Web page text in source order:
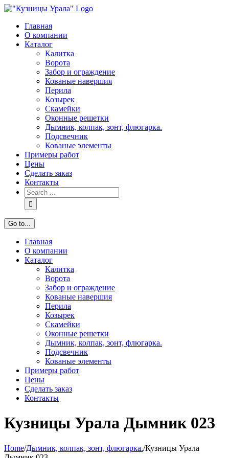
Skip
contentГлавная
О компании
Каталог
Калитка
Ворота
Забор и ограждение
Кованые навершия
Перила
Козырек
Скамейки
Оконные решетки
Дымник, колпак, зонт, флюгарка.
Подсвечник
Кованые элементы
Примеры работ
Цены
Сделать заказ
Контакты
Search
for:
Go to...
Главная
О компании
Каталог
Калитка
Ворота
Забор и ограждение
Кованые навершия
Перила
Козырек
Скамейки
Оконные решетки
Дымник, колпак, зонт, флюгарка.
Подсвечник
Кованые элементы
Примеры работ
Цены
Сделать заказ
Контакты
Кузницы Урала Дымник 023
Home/Дымник, колпак, зонт, флюгарка./Кузницы Урала